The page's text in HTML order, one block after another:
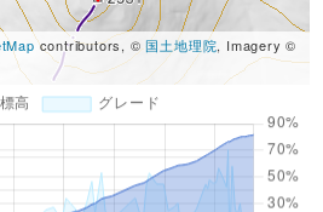
contributors, ©国土地理院, Imagery ©